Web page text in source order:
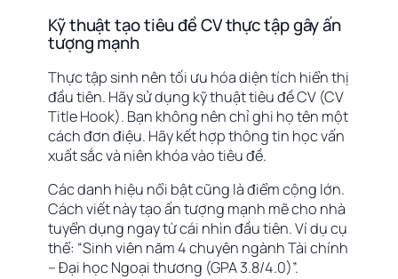
Kỹ thuật tạo tiêu đề CV thực tập gây ấn
tượng mạnh
Thực tập sinh nên tối ưu hóa diện tích hiển thị
đầu tiên. Hãy sử dụng kỹ thuật tiêu đề CV (CV
Title Hook). Bạn không nên chỉ ghi họ tên một
cách đơn điệu. Hãy kết hợp thông tin học vấn
xuất sắc và niên khóa vào tiêu đề.
Các danh hiệu nổi bật cũng là điểm cộng lớn.
Cách viết này tạo ấn tượng mạnh mẽ cho nhà
tuyển dụng ngay từ cái nhìn đầu tiên. Ví dụ cụ
thể: “Sinh viên năm 4 chuyên ngành Tài chính
– Đại học Ngoại thương (GPA 3.8/4.0)”.